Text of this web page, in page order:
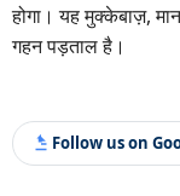
होगा। यह मुक्केबाज़,
गहन पड़ताल है।
Follow us on